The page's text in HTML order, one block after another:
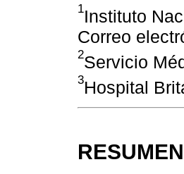
1Instituto
Correo
2Servicio
3Hospital